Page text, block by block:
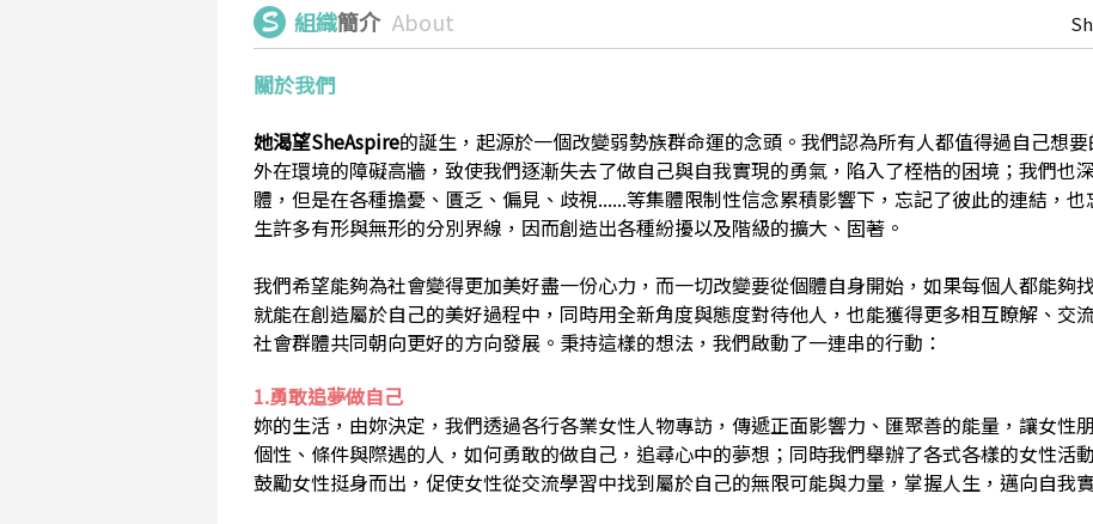
組織簡介 About
關於我們
她渴望SheAspire的誕生，起源於一個改變弱勢族群命運的念頭。我們認為所有人都值得過自己想
外在環境的障礙高牆，致使我們逐漸失去了做自己與自我實現的勇氣，陷入了桎梏的困境；我們也
體，但是在各種擔憂、匱乏、偏見、歧視......等集體限制性信念累積影響下，忘記了彼此的連結，
生許多有形與無形的分別界線，因而創造出各種紛擾以及階級的擴大、固著。
我們希望能夠為社會變得更加美好盡一份心力，而一切改變要從個體自身開始，如果每個人都能夠
就能在創造屬於自己的美好過程中，同時用全新角度與態度對待他人，也能獲得更多相互瞭解、交
社會群體共同朝向更好的方向發展。秉持這樣的想法，我們啟動了一連串的行動：
1.勇敢追夢做自己
妳的生活，由妳決定，我們透過各行各業女性人物專訪，傳遞正面影響力、匯聚善的能量，讓女性
個性、條件與際遇的人，如何勇敢的做自己，追尋心中的夢想；同時我們舉辦了各式各樣的女性活
鼓勵女性挺身而出，促使女性從交流學習中找到屬於自己的無限可能與力量，掌握人生，邁向自我